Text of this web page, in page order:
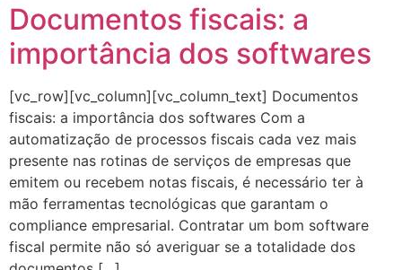
Documentos fiscais: a
importância dos softwares
[vc_row][vc_column][vc_column_text] Documentos
fiscais: a importância dos softwares Com a
automatização de processos fiscais cada vez mais
presente nas rotinas de serviços de empresas que
emitem ou recebem notas fiscais, é necessário ter à
mão ferramentas tecnológicas que garantam o
compliance empresarial. Contratar um bom software
fiscal permite não só averiguar se a totalidade dos